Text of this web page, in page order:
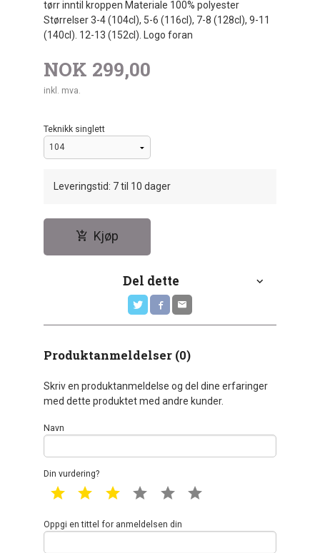
tørr inntil kroppen Materiale 100% polyester
Størrelser 3-4 (104cl), 5-6 (116cl), 7-8 (128cl), 9-11
(140cl). 12-13 (152cl). Logo foran
NOK 299,00
inkl. mva.
Teknikk singlett
Leveringstid: 7 til 10 dager
Kjøp
Del dette
Produktanmeldelser (0)
Skriv en produktanmeldelse og del dine erfaringer
med dette produktet med andre kunder.
Navn
Din vurdering?
1 star 2 star 3 star 4 star 5 star
Oppgi en tittel for anmeldelsen din